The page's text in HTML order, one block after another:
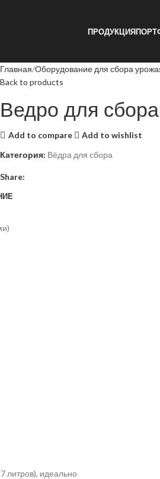
ПРОДУКЦИЯ
Главная Оборудование для сбора
Back to products
Ведро для
Add to compare
Add to wishlist
Категория: Вёдра для сбора
Share:
литров), идеально